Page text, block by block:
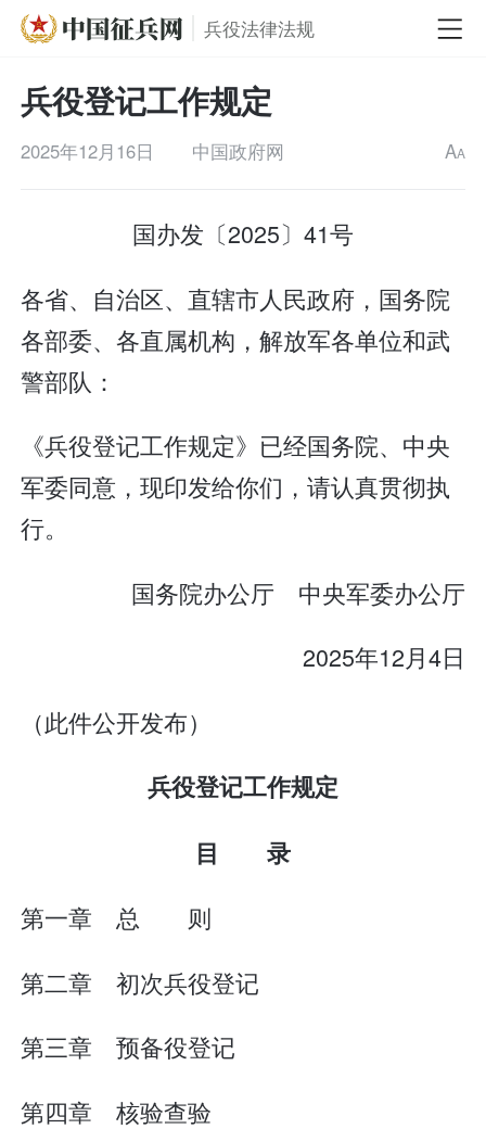
兵役法律法规
兵役登记工作规定
2025年12月16日 中国政府网 AA
国办发〔2025〕41号
各省、自治区、直辖市人民政府，国务院
各部委、各直属机构，解放军各单位和武
警部队：
《兵役登记工作规定》已经国务院、中央
军委同意，现印发给你们，请认真贯彻执
行。
国务院办公厅 中央军委办公厅
2025年12月4日
（此件公开发布）
兵役登记工作规定
目 录
第一章 总 则
第二章 初次兵役登记
第三章 预备役登记
第四章 核验查验